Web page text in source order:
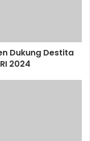
Dukung Destita
2024